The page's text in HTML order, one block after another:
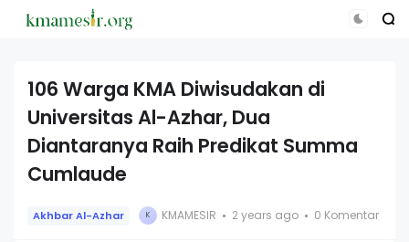
106 Warga KMA Diwisudakan di
Universitas Al-Azhar, Dua
Diantaranya Raih Predikat Summa
Cumlaude
Akhbar Al-Azhar K KMAMESIR 2 years ago 0 Komentar